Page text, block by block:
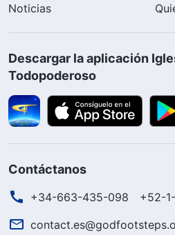
Noticias
Descargar la aplicación
Todopoderoso
Contáctanos
+34-663-435-098
+52-